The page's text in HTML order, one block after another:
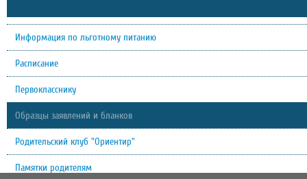
Информация по льготному питанию
Расписание
Первокласснику
Образцы заявлений и бланков
Родительский клуб "Ориентир"
Памятки родителям